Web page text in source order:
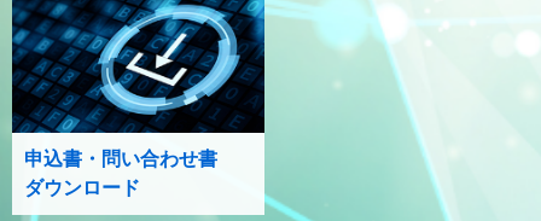
申込書・問い合わせ書
ダウンロード